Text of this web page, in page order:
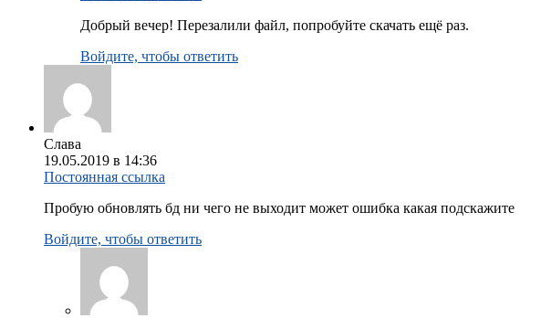
Добрый вечер! Перезалили файл, попробуйте скачать ещё раз.
Войдите, чтобы ответить
Слава
19.05.2019 в 14:36
Постоянная ссылка
Пробую обновлять бд ни чего не выходит может ошибка какая подскажите
Войдите, чтобы ответить